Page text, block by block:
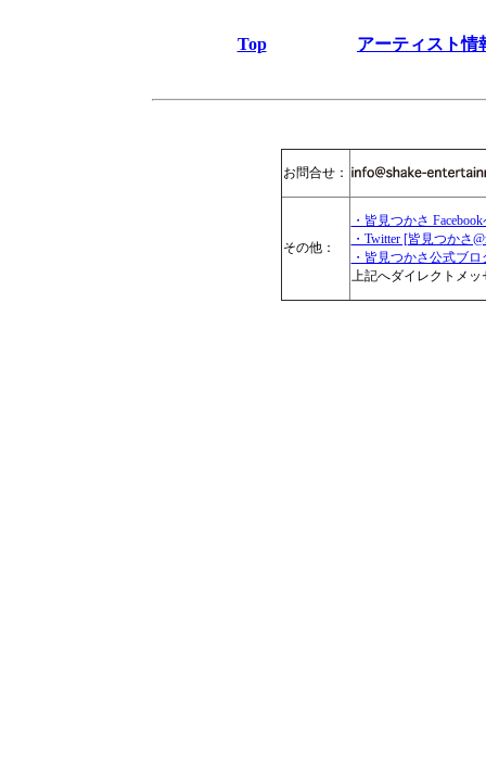
Top アーティスト情
お問合せ：
その他：
・皆見つかさ
・Twitter [皆見つかさ
・皆見つかさ公式ブロ
上記へダイレクトメ